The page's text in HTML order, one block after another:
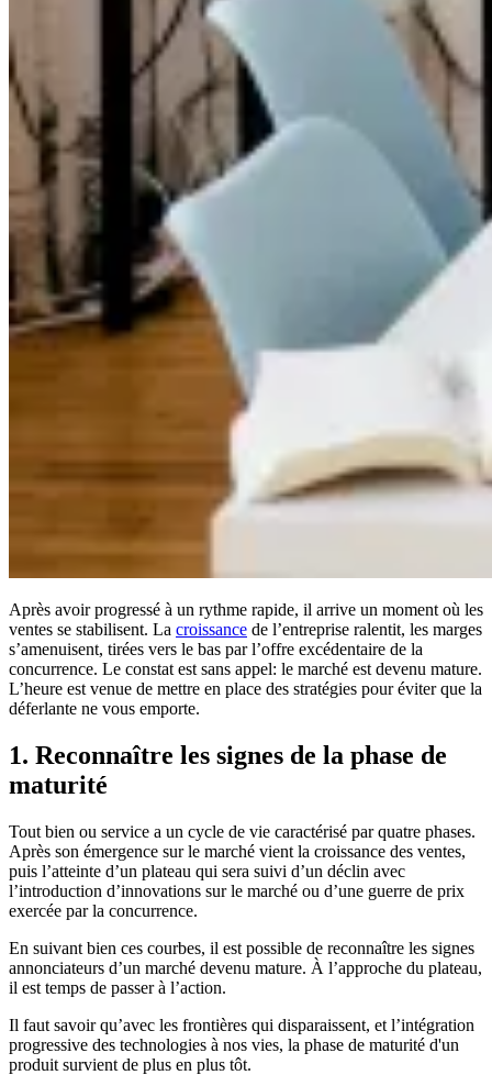
Après avoir progressé à un rythme rapide, il arrive un moment où les
ventes se stabilisent. La croissance de l’entreprise ralentit, les marges
s’amenuisent, tirées vers le bas par l’offre excédentaire de la
concurrence. Le constat est sans appel: le marché est devenu mature.
L’heure est venue de mettre en place des stratégies pour éviter que la
déferlante ne vous emporte.
1. Reconnaître les signes de la phase de
maturité
Tout bien ou service a un cycle de vie caractérisé par quatre phases.
Après son émergence sur le marché vient la croissance des ventes,
puis l’atteinte d’un plateau qui sera suivi d’un déclin avec
l’introduction d’innovations sur le marché ou d’une guerre de prix
exercée par la concurrence.
En suivant bien ces courbes, il est possible de reconnaître les signes
annonciateurs d’un marché devenu mature. À l’approche du plateau,
il est temps de passer à l’action.
Il faut savoir qu’avec les frontières qui disparaissent, et l’intégration
progressive des technologies à nos vies, la phase de maturité d'un
produit survient de plus en plus tôt.